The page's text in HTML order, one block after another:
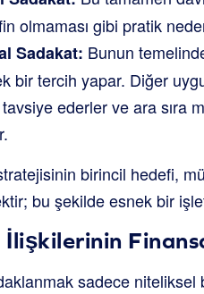
olmaması gibi pratik
Sadakat: Bunun
bir tercih yapar. Diğer
ederler ve ara sıra
birincil hedefi,
bu şekilde esnek bir
sadece